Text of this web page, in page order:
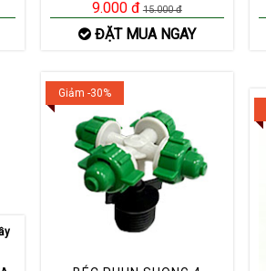
9.000 đ 15.000 đ
ĐẶT MUA NGAY
Giảm -30%